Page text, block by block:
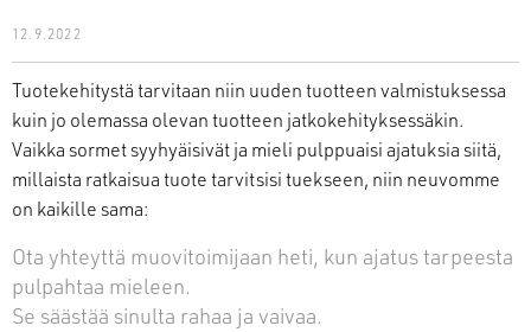
12.9.2022
Tuotekehitystä tarvitaan niin uuden tuotteen valmistuksessa
kuin jo olemassa olevan tuotteen jatkokehityksessäkin.
Vaikka sormet syyhyäisivät ja mieli pulppuaisi ajatuksia siitä,
millaista ratkaisua tuote tarvitsisi tuekseen, niin neuvomme
on kaikille sama:
Ota yhteyttä muovitoimijaan heti, kun ajatus tarpeesta
pulpahtaa mieleen.
Se säästää sinulta rahaa ja vaivaa.